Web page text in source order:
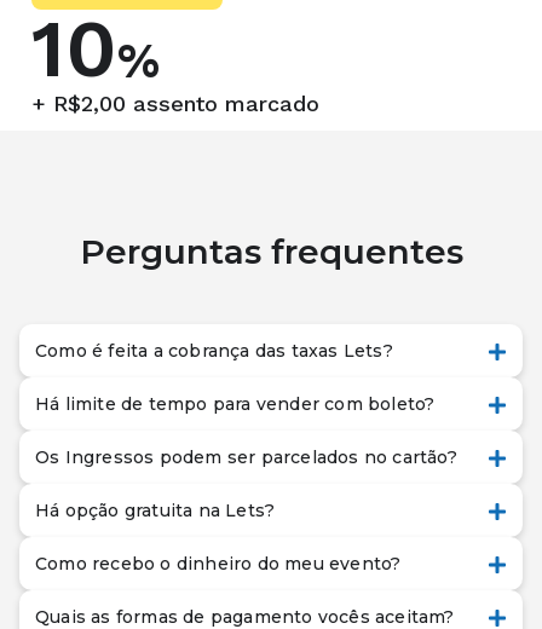
10%
+ R$2,00 assento marcado
Perguntas frequentes
Como é feita a cobrança das taxas Lets?
Há limite de tempo para vender com boleto?
Os Ingressos podem ser parcelados no cartão?
Há opção gratuita na Lets?
Como recebo o dinheiro do meu evento?
Quais as formas de pagamento vocês aceitam?